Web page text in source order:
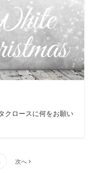
クロースに何をお願い
次へ